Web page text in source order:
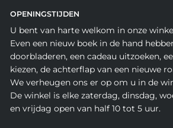
OPENINGSTIJDEN
U bent van harte welkom in onze
Even een nieuw boek in de hand
doorbladeren, een cadeau uitzoeken,
kiezen, de achterflap van een nieuwe
We verheugen ons er op om u in de
De winkel is elke zaterdag, dinsdag,
en vrijdag open van half 10 tot 5 uur.